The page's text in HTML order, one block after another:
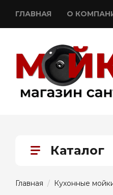
ГЛАВНАЯ О
Каталог
Главная / Кухонные